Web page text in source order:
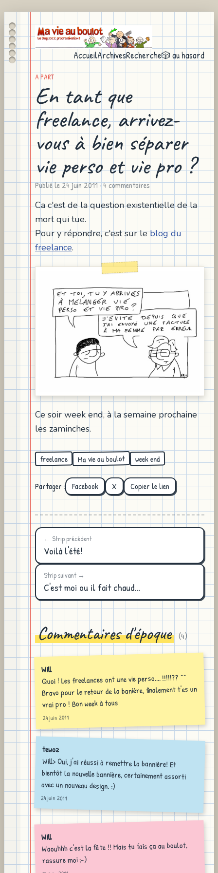
AccueilArchivesRecherche🎲 au hasard
A PART
En tant que
freelance, arrivez-
vous à bien séparer
vie perso et vie pro ?
Publié le24 juin 2011· 4 commentaires
Ca c'est de la question existentielle de la
mort qui tue.
Pour y répondre, c'est sur leblog du
freelance.
Ce soir week end, à la semaine prochaine
les zaminches.
freelance Ma vie au boulot week end
Partager : Facebook X Copier le lien
← Strip précédent
Voilà l'été!
Strip suivant →
C'est moi ou il fait chaud...
Commentaires d'époque (4)
Will
Quoi ! Les freelances ont une vie perso.... !!!!!?? ^^
Bravo pour le retour de la banière, finalement t'es un
vrai pro ! Bon week à tous
24 juin 2011
tewoz
Will> Oui, j'ai réussi à remettre la bannière! Et
bientôt la nouvelle bannière, certainement assorti
avec un nouveau design. :)
24 juin 2011
Will
Waouhhh c'est la fête !! Mais tu fais ça au boulot,
rassure moi ;-)